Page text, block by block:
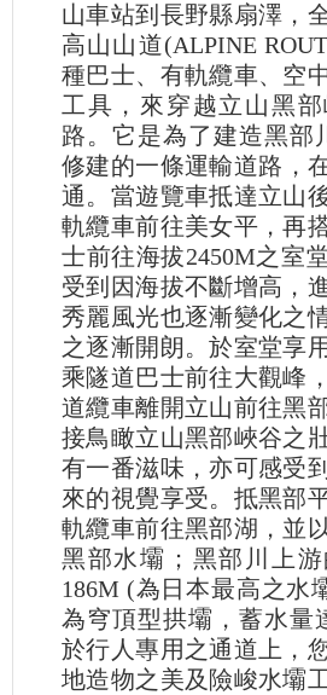
山車站到長野縣扇澤，
高山山道(ALPINE
種巴士、有軌纜車、空
工具，來穿越立山黑
路。它是為了建造黑部
修建的一條運輸道路，
通。當遊覽車抵達立山
軌纜車前往美女平，再
士前往海拔2450M之室
受到因海拔不斷增高，
秀麗風光也逐漸變化之
之逐漸開朗。於室堂享
乘隧道巴士前往大觀峰
道纜車離開立山前往黑
接鳥瞰立山黑部峽谷之
有一番滋味，亦可感受
來的視覺享受。抵黑部
軌纜車前往黑部湖，並
黑部水壩；黑部川上
186M (為日本最高之水
為穹頂型拱壩，蓄水量
於行人專用之通道上，
地造物之美及險峻水壩